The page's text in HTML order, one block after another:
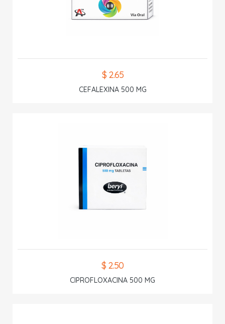
$ 2.65
CEFALEXINA 500 MG
$ 2.50
CIPROFLOXACINA 500 MG